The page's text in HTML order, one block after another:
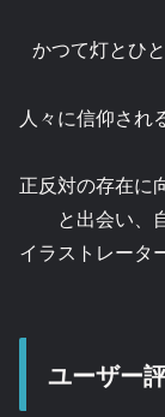
かつて灯とひ
人々に信仰され
正反対の存在に
と出会い、
イラストレータ
ユーザー